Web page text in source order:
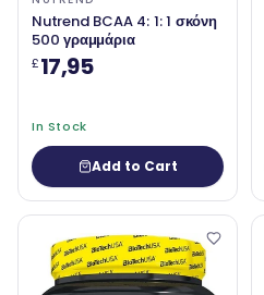
Nutrend BCAA 4: 1: 1 σκόνη
500 γραμμάρια
£17,95
In Stock
Add to Cart